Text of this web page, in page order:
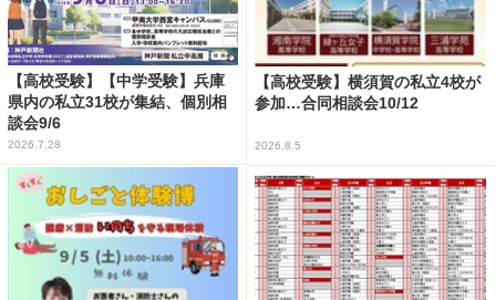
【高校受験】【中学受験】兵庫
県内の私立31校が集結、個別相
談会9/6
2026.7.28
【高校受験】横須賀の私立4校が
参加…合同相談会10/12
2026.8.5